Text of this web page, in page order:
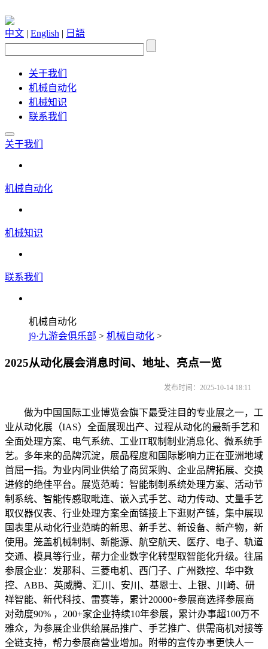
中文 | English | 日語
关于我们
机械自动化
机械知识
联系我们
关于我们
机械自动化
机械知识
联系我们
机械自动化
j9·九游会俱乐部 > 机械自动化 >
2025从动化展会消息时间、地址、亮点一览
发布时间：2025-10-14 18:11
做为中国国际工业博览会旗下最受注目的专业展之一，工
业从动化展（IAS）全面展现出产、过程从动化的最新手艺和
全面处理方案、电气系统、工业IT取制制业消息化、微系统手
艺。多年来的品牌沉淀，展品程度和国际影响力正在亚洲地域
首屈一指。为业内同业供给了商贸采购、企业品牌拓展、交换
进修的绝佳平台。展览范畴：智能制制系统处理方案、活动节
制系统、智能传感取毗连、嵌入式手艺、动力传动、丈量手艺
取仪器仪表、行业处理方案全面链接上下逛财产链，集中展现
国表里从动化行业范畴的新思、新手艺、新设备、新产物，新
使用。笼盖机械制制、新能源、航空航天、医疗、电子、轨道
交通、模具等行业，帮力企业数字化转型取智能化升级。往届
参展企业：发那科、三菱电机、西门子、广州数控、华中数
控、ABB、英威腾、汇川、安川、基恩士、上银、川崎、研
祥智能、新代科技、雷赛等，累计20000+参展商选择参展商
对劲度90% ，200+家企业持续10年参展，累计办事超100万不
雅众，为参展企业供给展品推广、手艺推广、供需商机对接等
全链支持，帮力参展商营业增加。附带的宣传办事更快人一